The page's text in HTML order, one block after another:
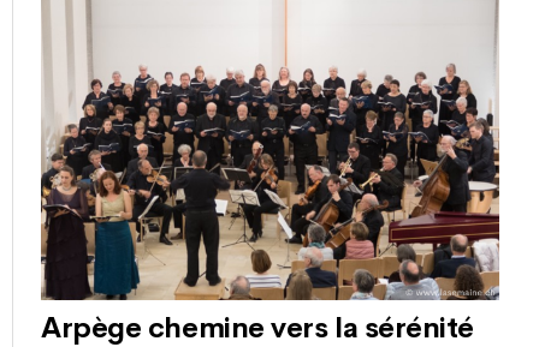
Arpège chemine vers la sérénité